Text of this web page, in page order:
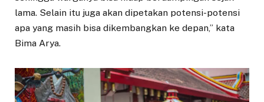
lama. Selain itu juga akan dipetakan potensi-potensi
apa yang masih bisa dikembangkan ke depan,” kata
Bima Arya.